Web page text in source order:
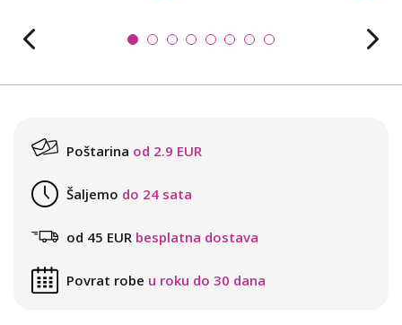
Poštarina od 2.9 EUR
Šaljemo do 24 sata
od 45 EUR besplatna dostava
Povrat robe u roku do 30 dana